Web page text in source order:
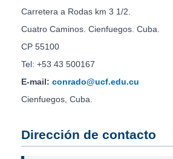
Carretera a Rodas km 3 1/2.
Cuatro Caminos. Cienfuegos. Cuba.
CP 55100
Tel: +53 43 500167
E-mail: conrado@ucf.edu.cu
Cienfuegos, Cuba.
Dirección de contacto